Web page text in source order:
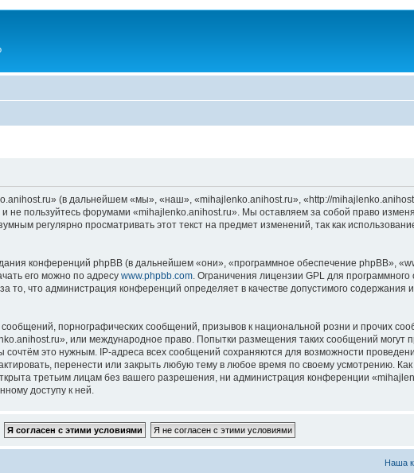
(в дальнейшем «мы», «наш», «mihajlenko.anihost.ru», «http://
пользуйтесь форумами «mihajlenko.anihost.ru». Мы оставляем за собой право
регулярно просматривать этот текст на предмет изменений, так как
конференций phpBB (в дальнейшем «они», «программное обеспечение phpBB»,
его можно по адресу www.phpbb.com. Ограничения лицензии GPL для
то, что администрация конференций определяет в качестве допустимого содержания
порнографических сообщений, призывов к национальной розни и прочих
или международное право. Попытки размещения таких сообщений
это нужным. IP-адреса всех сообщений сохраняются для возможности
перенести или закрыть любую тему в любое время по своему усмотрению.
третьим лицам без вашего разрешения, ни администрация конференции
доступу к ней.
Наша